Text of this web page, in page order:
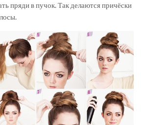
пряди в пучок. Так делаются причёски